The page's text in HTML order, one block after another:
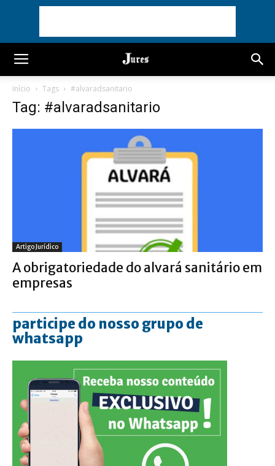
Início Tags #alvaradsanitario
Tag: #alvaradsanitario
Artigo Jurídico
A obrigatoriedade do alvará sanitário em
empresas
participe do nosso grupo de
whatsapp